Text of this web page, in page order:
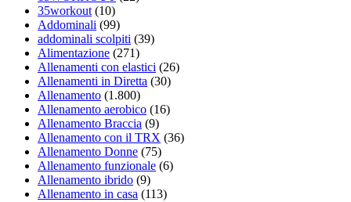
35workout (10)
Addominali (99)
addominali scolpiti (39)
Alimentazione (271)
Allenamenti con elastici (26)
Allenamenti in Diretta (30)
Allenamento (1.800)
Allenamento aerobico (16)
Allenamento Braccia (9)
Allenamento con il TRX (36)
Allenamento Donne (75)
Allenamento funzionale (6)
Allenamento ibrido (9)
Allenamento in casa (113)